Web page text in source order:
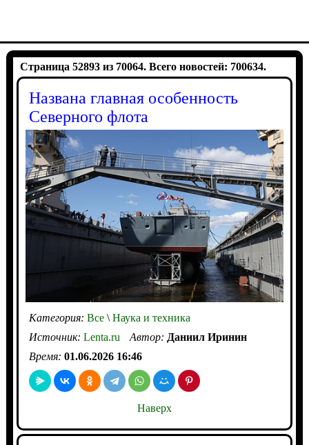
Страница 52893 из 70064. Всего новостей: 700634.
Названа главная особенность
Северного флота
Категория: Все\Наука и техника
Источник: Lenta.ru Автор: Даниил Иринин
Время: 01.06.2026 16:46
Наверх